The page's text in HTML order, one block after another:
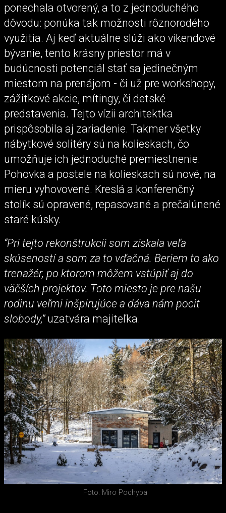
ponechala otvorený, a to z jednoduchého
dôvodu: ponúka tak možnosti rôznorodého
využitia. Aj keď aktuálne slúži ako víkendové
bývanie, tento krásny priestor má v
budúcnosti potenciál stať sa jedinečným
miestom na prenájom - či už pre workshopy,
zážitkové akcie, mítingy, či detské
predstavenia. Tejto vízii architektka
prispôsobila aj zariadenie. Takmer všetky
nábytkové solitéry sú na kolieskach, čo
umožňuje ich jednoduché premiestnenie.
Pohovka a postele na kolieskach sú nové, na
mieru vyhovovené. Kreslá a konferenčný
stolík sú opravené, repasované a prečalúnené
staré kúsky.
“Pri tejto rekonštrukcii som získala veľa
skúseností a som za to vďačná. Beriem to ako
trenažér, po ktorom môžem vstúpiť aj do
väčších projektov. Toto miesto je pre našu
rodinu veľmi inšpirujúce a dáva nám pocit
slobody,”uzatvára majiteľka.
Foto: Miro Pochyba